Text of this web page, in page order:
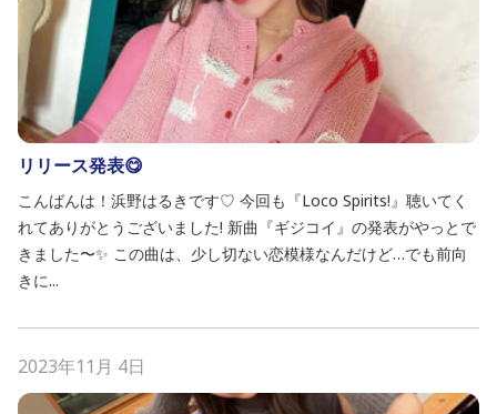
リリース発表😋
こんばんは！浜野はるきです♡ 今回も『Loco Spirits!』聴いてく
れてありがとうございました! 新曲『ギジコイ』の発表がやっとで
きました〜✨ この曲は、少し切ない恋模様なんだけど…でも前向
きに...
2023年11月 4日